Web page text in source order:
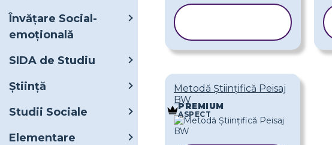
Învățare Social-
emoțională
SIDA de Studiu
Ştiinţă
Studii Sociale
Elementare
Metodă Științifică Peisaj
BW
PREMIUM
ASPECT